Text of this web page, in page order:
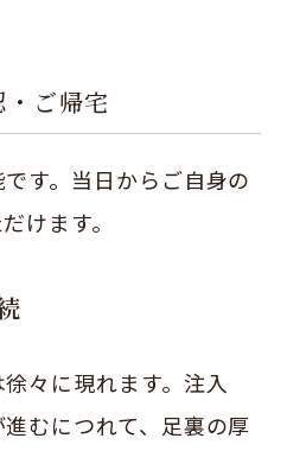
ご帰宅
す。当日からご自身の
けます。
々に現れます。注入
むにつれて、足裏の厚